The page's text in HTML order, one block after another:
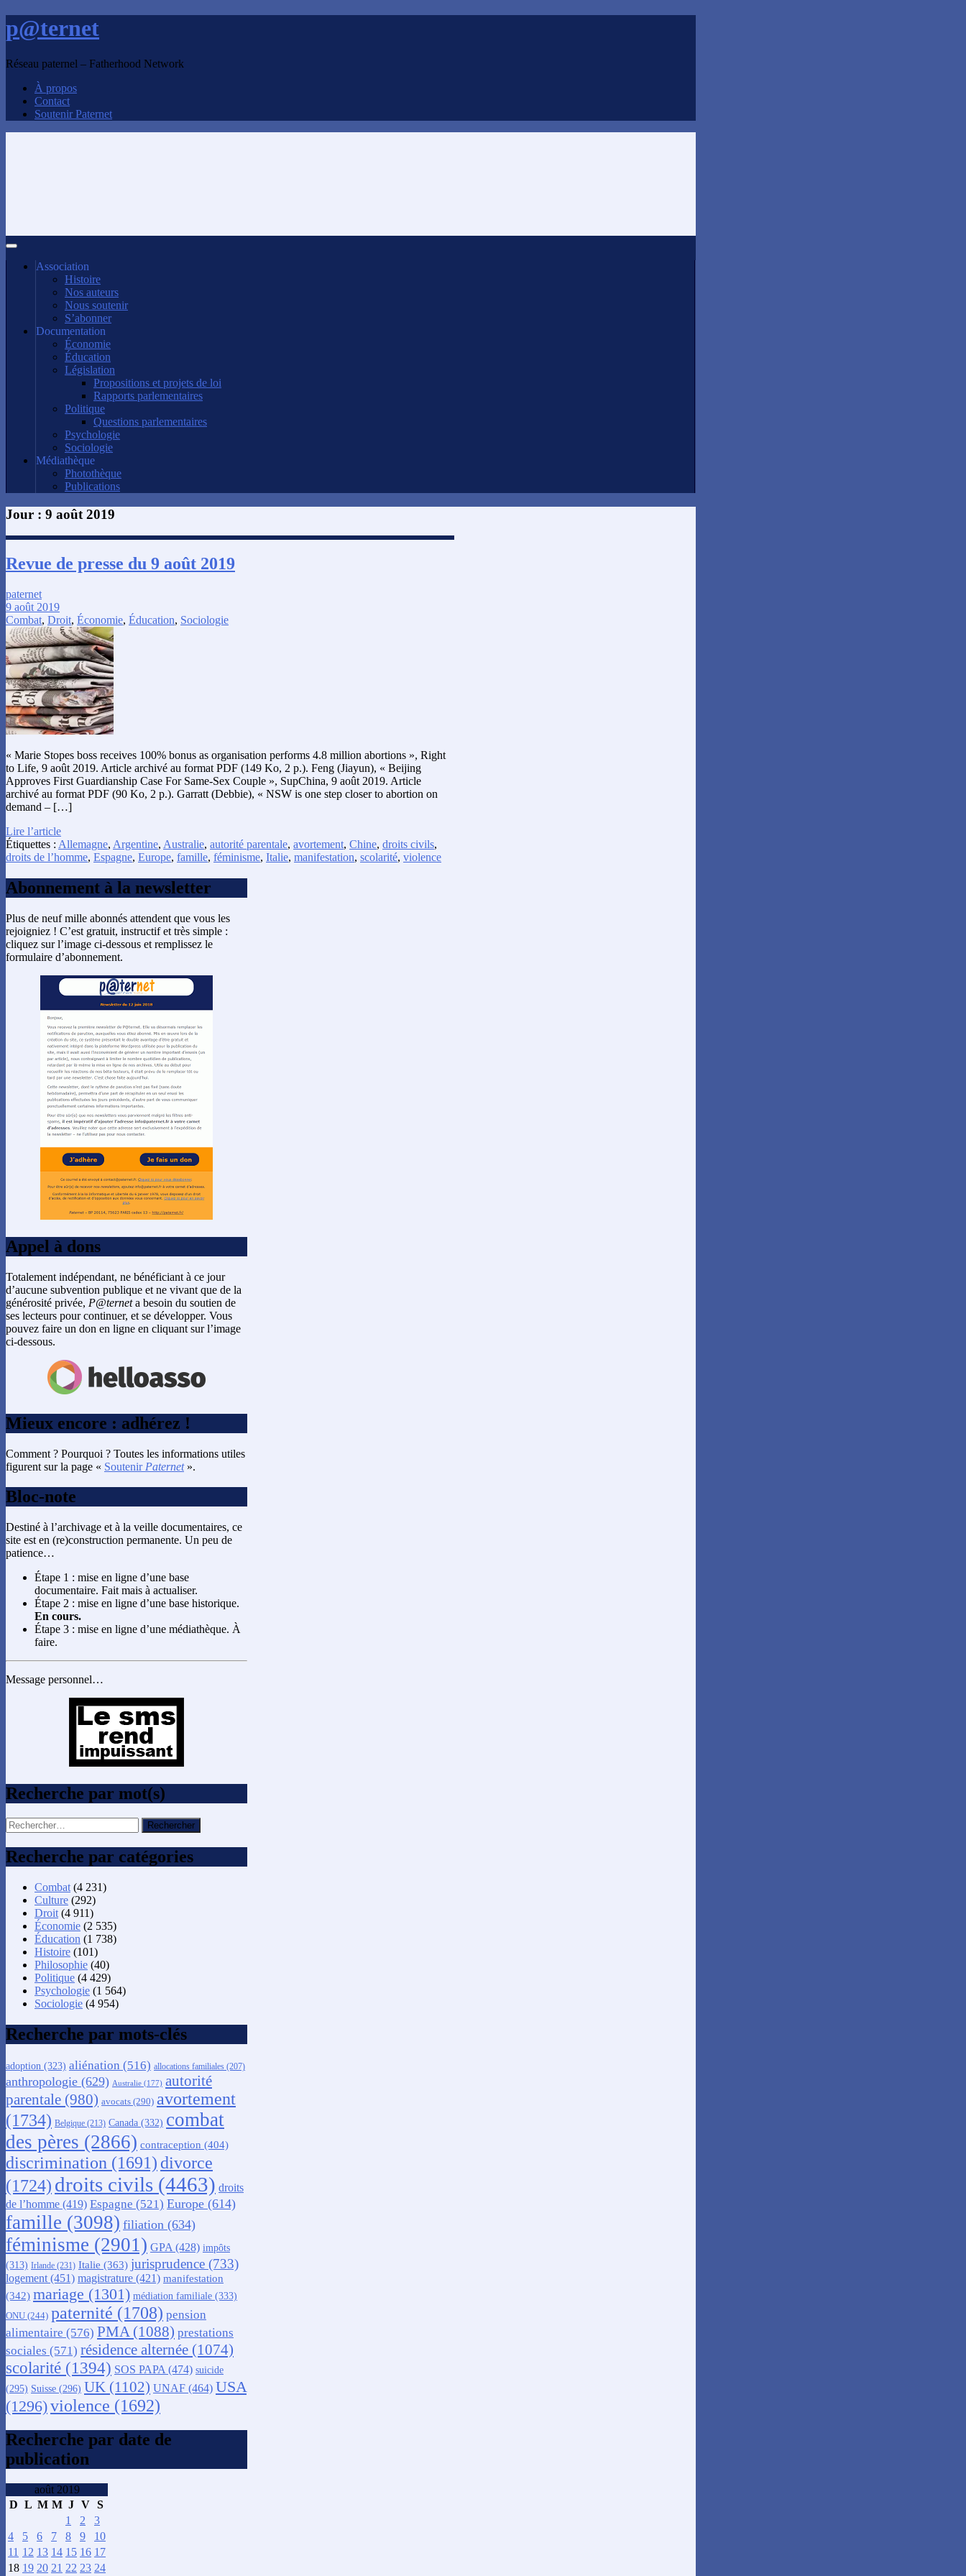
p@ternet
Réseau paternel – Fatherhood Network
À propos
Contact
Soutenir Paternet
Association
Histoire
Nos auteurs
Nous soutenir
S’abonner
Documentation
Économie
Éducation
Législation
Propositions et projets de loi
Rapports parlementaires
Politique
Questions parlementaires
Psychologie
Sociologie
Médiathèque
Photothèque
Publications
Jour : 9 août 2019
Revue de presse du 9 août 2019
paternet
9 août 2019
Combat, Droit, Économie, Éducation, Sociologie
« Marie Stopes boss receives 100% bonus as organisation performs 4.8 million abortions », Right
to Life, 9 août 2019. Article archivé au format PDF (149 Ko, 2 p.). Feng (Jiayun), « Beijing
Approves First Guardianship Case For Same-Sex Couple », SupChina, 9 août 2019. Article
archivé au format PDF (90 Ko, 2 p.). Garratt (Debbie), « NSW is one step closer to abortion on
demand – […]
Lire l’article
Étiquettes : Allemagne, Argentine, Australie, autorité parentale, avortement, Chine, droits civils,
droits de l’homme, Espagne, Europe, famille, féminisme, Italie, manifestation, scolarité, violence
Abonnement à la newsletter
Plus de neuf mille abonnés attendent que vous les
rejoigniez ! C’est gratuit, instructif et très simple :
cliquez sur l’image ci-dessous et remplissez le
formulaire d’abonnement.
Appel à dons
Totalement indépendant, ne bénéficiant à ce jour
d’aucune subvention publique et ne vivant que de la
générosité privée, P@terneta besoin du soutien de
ses lecteurs pour continuer, et se développer. Vous
pouvez faire un don en ligne en cliquant sur l’image
ci-dessous.
Mieux encore : adhérez !
Comment ? Pourquoi ? Toutes les informations utiles
figurent sur la page « Soutenir Paternet».
Bloc-note
Destiné à l’archivage et à la veille documentaires, ce
site est en (re)construction permanente. Un peu de
patience…
Étape 1 : mise en ligne d’une base
documentaire. Fait mais à actualiser.
Étape 2 : mise en ligne d’une base historique.
En cours.
Étape 3 : mise en ligne d’une médiathèque. À
faire.
Message personnel…
Recherche par mot(s)
Rechercher :
Recherche par catégories
Combat (4 231)
Culture (292)
Droit (4 911)
Économie (2 535)
Éducation (1 738)
Histoire (101)
Philosophie (40)
Politique (4 429)
Psychologie (1 564)
Sociologie (4 954)
Recherche par mots-clés
adoption (323) aliénation (516) allocations familiales (207)
anthropologie (629) Australie (177) autorité
parentale (980) avocats (290) avortement
(1734) Belgique (213) Canada (332) combat
des pères (2866) contraception (404)
discrimination (1691) divorce
(1724) droits civils (4463) droits
de l’homme (419) Espagne (521) Europe (614)
famille (3098) filiation (634)
féminisme (2901) GPA (428) impôts
(313) Irlande (231) Italie (363) jurisprudence (733)
logement (451) magistrature (421) manifestation
(342) mariage (1301) médiation familiale (333)
ONU (244) paternité (1708) pension
alimentaire (576) PMA(1088) prestations
sociales (571) résidence alternée (1074)
scolarité (1394) SOS PAPA(474) suicide
(295) Suisse (296) UK (1102) UNAF (464) USA
(1296)violence (1692)
Recherche par date de
publication
août 2019
D L M M J V S
1
2
3
4
5 6 7 8 9
10
11 12 13 14 15 16 17
18 19 20 21 22 23 24